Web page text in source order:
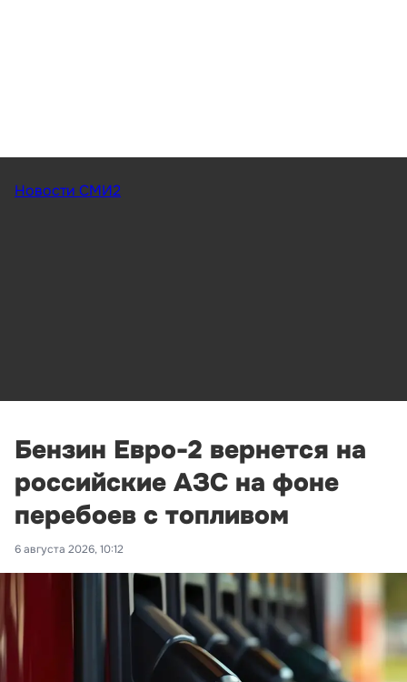
Новости СМИ2
Бензин Евро-2 вернется на
российские АЗС на фоне
перебоев с топливом
6 августа 2026, 10:12